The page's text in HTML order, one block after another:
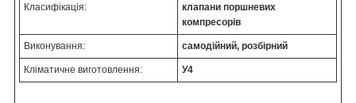
Класифікація:
клапани поршневих
компресорів
Виконування: самодійний, розбірний
Кліматичне виготовлення: У4